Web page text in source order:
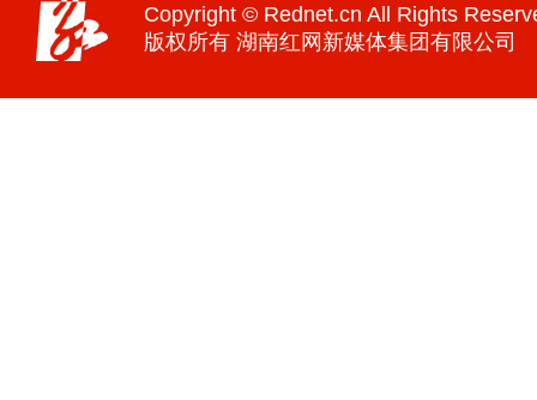
Copyright © Rednet.cn All Rights
版权所有 湖南红网新媒体集团有限公司